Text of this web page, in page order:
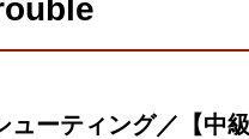
ューティング／【中